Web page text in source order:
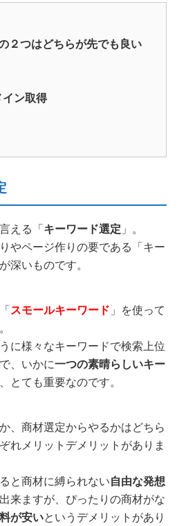
どちらが先でも良い
イン取得
える「キーワード選定 」。
やページ作りの要である「キー
深いものです。
スモールキーワード 」を使って
に様々なキーワードで検索上位
、いかに一つの素晴らしいキー
とても重要なのです。
、商材選定からやるかはどちら
れメリットデメリットがありま
と商材に縛られない自由な発想
来ますが、ぴったりの商材がな
が安いというデメリットがあり